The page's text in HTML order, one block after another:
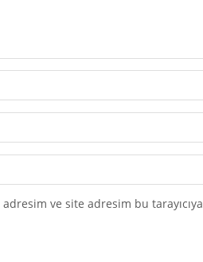
ve site adresim bu tarayıcıya